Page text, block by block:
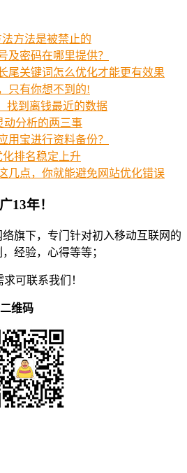
方法是被禁止的
及密码在哪里提供？
尾关键词怎么优化才能更有效果
只有你想不到的!
找到离钱最近的数据
动分析的两三事
用宝进行资料备份？
排名稳定上升
几点，你就能避免网站优化错误
13年！
旗下，专门针对初入移动互联网的
经验，心得等等；
可联系我们！
维码